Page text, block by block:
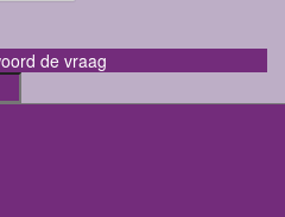
de vraag